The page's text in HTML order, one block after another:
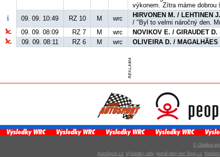
výkonem. Zítra máme dobrou
09. 09. 10:49
RZ 10 M wrc
HIRVONEN M. / LEHTINEN
/ "Byl to velmi náročný den.
09. 09. 08:09
RZ 7 M wrc NOVIKOV E. / GIRAUDET D.
09. 09. 08:11
RZ 6 M wrc OLIVEIRA D. / MAGALHÃES
© Gladius-
AutoSport.cz Výsledky rally portál plný her Stroj.cz